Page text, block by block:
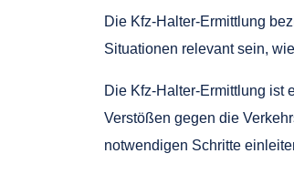
Die Kfz-Halter-Ermittlung
Situationen relevant sein,
Die Kfz-Halter-Ermittlung ist
Verstößen gegen die
notwendigen Schritte